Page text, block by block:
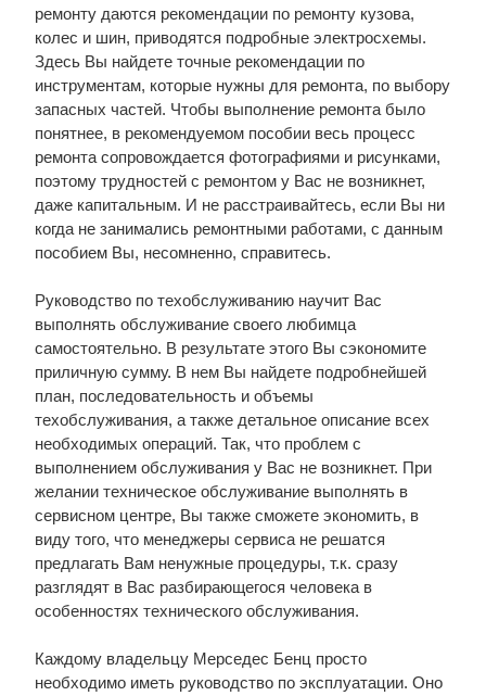
ремонту даются рекомендации по ремонту кузова,
колес и шин, приводятся подробные электросхемы.
Здесь Вы найдете точные рекомендации по
инструментам, которые нужны для ремонта, по выбору
запасных частей. Чтобы выполнение ремонта было
понятнее, в рекомендуемом пособии весь процесс
ремонта сопровождается фотографиями и рисунками,
поэтому трудностей с ремонтом у Вас не возникнет,
даже капитальным. И не расстраивайтесь, если Вы ни
когда не занимались ремонтными работами, с данным
пособием Вы, несомненно, справитесь.
Руководство по техобслуживанию научит Вас
выполнять обслуживание своего любимца
самостоятельно. В результате этого Вы сэкономите
приличную сумму. В нем Вы найдете подробнейшей
план, последовательность и объемы
техобслуживания, а также детальное описание всех
необходимых операций. Так, что проблем с
выполнением обслуживания у Вас не возникнет. При
желании техническое обслуживание выполнять в
сервисном центре, Вы также сможете экономить, в
виду того, что менеджеры сервиса не решатся
предлагать Вам ненужные процедуры, т.к. сразу
разглядят в Вас разбирающегося человека в
особенностях технического обслуживания.
Каждому владельцу Мерседес Бенц просто
необходимо иметь руководство по эксплуатации. Оно